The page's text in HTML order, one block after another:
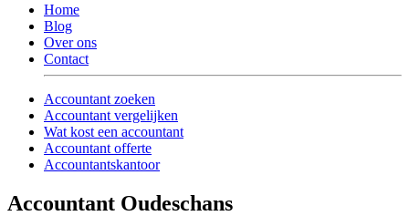
Home
Blog
Over ons
Contact
Accountant zoeken
Accountant vergelijken
Wat kost een accountant
Accountant offerte
Accountantskantoor
Accountant Oudeschans